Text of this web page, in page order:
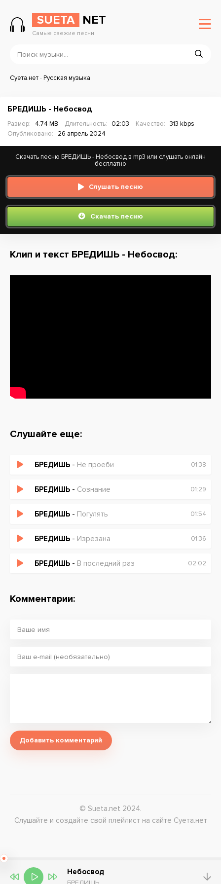
SUETA NET
Самые свежие песни
Суета.нет-Русская музыка
БРЕДИШЬ - Небосвод
Размер: 4.74 MB Длительность: 02:03 Качество:
313 kbps
Опубликовано:
26 апрель 2024
Скачать песню БРЕДИШЬ - Небосвод в mp3 или слушать онлайн
бесплатно
Слушать песню
Скачать песню
Клип и текст БРЕДИШЬ - Небосвод:
Слушайте еще:
БРЕДИШЬ - Не проеби 01:38
БРЕДИШЬ - Сознание 01:29
БРЕДИШЬ - Погулять 01:54
БРЕДИШЬ - Изрезана 01:36
БРЕДИШЬ - В последний раз 02:02
Комментарии:
Добавить комментарий
© Sueta.net 2024.
Слушайте и создайте свой плейлист на сайте Суета.нет
Небосвод